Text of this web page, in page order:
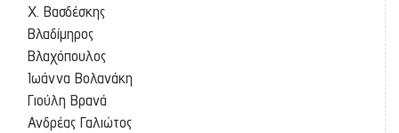
Χ. Βασδέσκης
Βλαδίμηρος
Βλαχόπουλος
Ιωάννα Βολανάκη
Γιούλη Βρανά
Ανδρέας Γαλιώτος